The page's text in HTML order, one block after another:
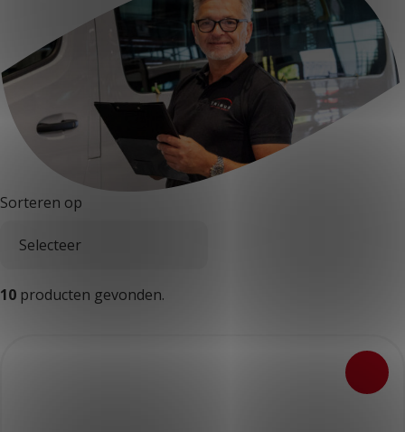
WERKEN BIJ TRIBUS
KLANTPORTAAL
Sorteren op
10 producten gevonden.